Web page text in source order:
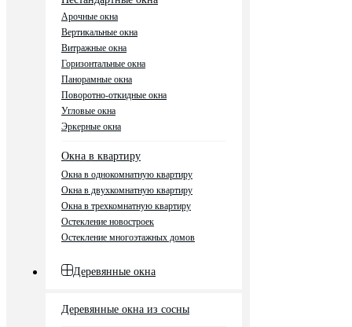
Арочные окна
Вертикальные окна
Витражные окна
Горизонтальные окна
Панорамные окна
Поворотно-откидные окна
Угловые окна
Эркерные окна
Окна в квартиру
Окна в однокомнатную квартиру
Окна в двухкомнатную квартиру
Окна в трехкомнатную квартиру
Остекление новостроек
Остекление многоэтажных домов
Деревянные окна
Деревянные окна из сосны